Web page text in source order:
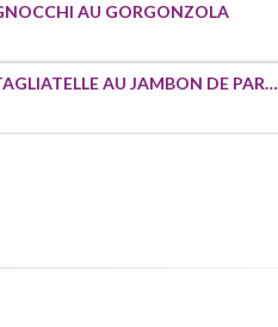
AU GORGONZOLA
TAGLIATELLE AU JAMBON DE PARME ET ARTICHAUTS